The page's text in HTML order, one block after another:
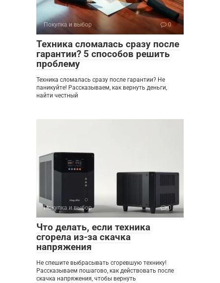
Покупка и выбор 0
Техника сломалась сразу после
гарантии? 5 способов решить
проблему
Техника сломалась сразу после гарантии? Не
паникуйте! Рассказываем, как вернуть деньги,
найти честный
Покупка и выбор 0
Что делать, если техника
сгорела из-за скачка
напряжения
Не спешите выбрасывать сгоревшую технику!
Рассказываем пошагово, как действовать после
скачка напряжения, чтобы вернуть